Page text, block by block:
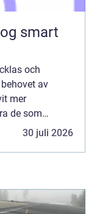
och
av
mer
de som
30 juli 2026